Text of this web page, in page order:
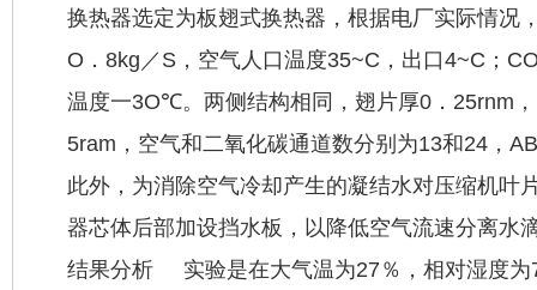
换热器选定为板翅式换热器，根据电厂实际情况
O．8kg／S，空气人口温度35~C，出口4~C；
温度一3O℃。两侧结构相同，翅片厚0．25rnm
5ram，空气和二氧化碳通道数分别为13和24，
此外，为消除空气冷却产生的凝结水对压缩机叶
器芯体后部加设挡水板，以降低空气流速
结果分析 实验是在大气温为27％，相对湿度为